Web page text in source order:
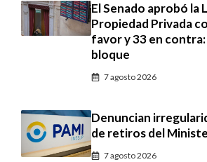
El Senado aprobó la
Propiedad Privada
favor y 33 en
bloque
7 agosto 2026
Denuncian
de retiros del
7 agosto 2026